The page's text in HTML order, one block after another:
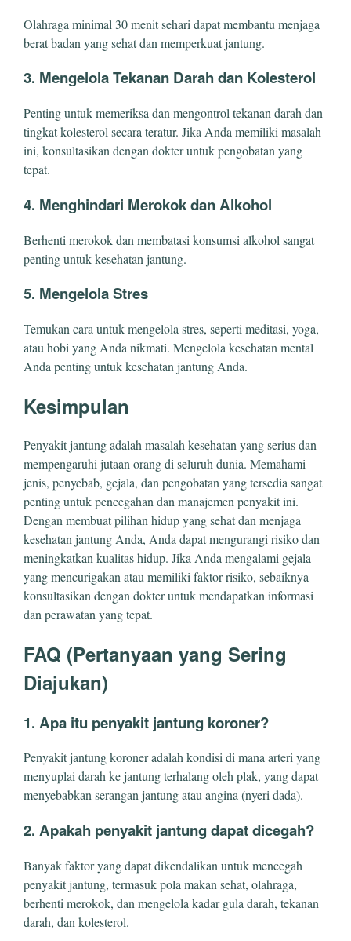
Olahraga minimal 30 menit sehari dapat membantu menjaga
berat badan yang sehat dan memperkuat jantung.
3. Mengelola Tekanan Darah dan Kolesterol
Penting untuk memeriksa dan mengontrol tekanan darah dan
tingkat kolesterol secara teratur. Jika Anda memiliki masalah
ini, konsultasikan dengan dokter untuk pengobatan yang
tepat.
4. Menghindari Merokok dan Alkohol
Berhenti merokok dan membatasi konsumsi alkohol sangat
penting untuk kesehatan jantung.
5. Mengelola Stres
Temukan cara untuk mengelola stres, seperti meditasi, yoga,
atau hobi yang Anda nikmati. Mengelola kesehatan mental
Anda penting untuk kesehatan jantung Anda.
Kesimpulan
Penyakit jantung adalah masalah kesehatan yang serius dan
mempengaruhi jutaan orang di seluruh dunia. Memahami
jenis, penyebab, gejala, dan pengobatan yang tersedia sangat
penting untuk pencegahan dan manajemen penyakit ini.
Dengan membuat pilihan hidup yang sehat dan menjaga
kesehatan jantung Anda, Anda dapat mengurangi risiko dan
meningkatkan kualitas hidup. Jika Anda mengalami gejala
yang mencurigakan atau memiliki faktor risiko, sebaiknya
konsultasikan dengan dokter untuk mendapatkan informasi
dan perawatan yang tepat.
FAQ (Pertanyaan yang Sering
Diajukan)
1. Apa itu penyakit jantung koroner?
Penyakit jantung koroner adalah kondisi di mana arteri yang
menyuplai darah ke jantung terhalang oleh plak, yang dapat
menyebabkan serangan jantung atau angina (nyeri dada).
2. Apakah penyakit jantung dapat dicegah?
Banyak faktor yang dapat dikendalikan untuk mencegah
penyakit jantung, termasuk pola makan sehat, olahraga,
berhenti merokok, dan mengelola kadar gula darah, tekanan
darah, dan kolesterol.